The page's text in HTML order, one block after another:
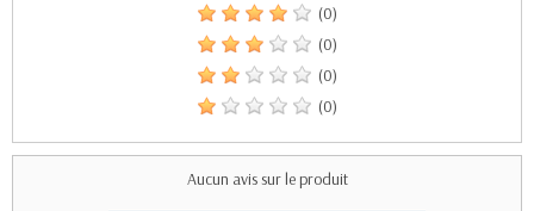
(0)
(0)
(0)
(0)
Aucun avis sur le produit